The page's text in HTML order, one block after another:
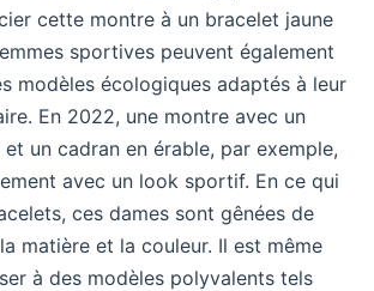
cette montre à un bracelet jaune
sportives peuvent également
modèles écologiques adaptés à leur
En 2022, une montre avec un
un cadran en érable, par exemple,
avec un look sportif. En ce qui
ces dames sont gênées de
matière et la couleur. Il est même
à des modèles polyvalents tels